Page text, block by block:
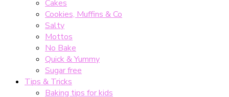
Cakes
Cookies, Muffins & Co
Salty
Mottos
No Bake
Quick & Yummy
Sugar free
Tips & Tricks
Baking tips for kids